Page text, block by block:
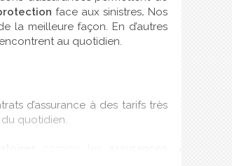
face aux sinistres. Nos
la meilleure façon. En d’autres
au quotidien.
d’assurance à des tarifs très
quotidien.